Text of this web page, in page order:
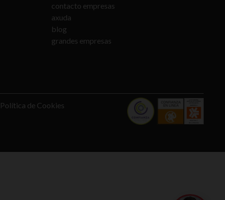
contacto empresas
axuda
blog
grandes empresas
Política de Cookies